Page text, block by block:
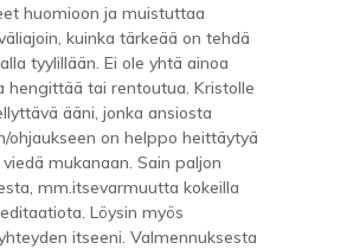
huomioon ja muistuttaa
kuinka tärkeää on tehdä
tyylillään. Ei ole yhtä ainoa
hengittää tai rentoutua. Kristolle
ääni, jonka ansiosta
ohjaukseen on helppo heittäytyä
mukanaan. Sain paljon
mm.itsevarmuutta kokeilla
Löysin myös
itseeni. Valmennuksesta